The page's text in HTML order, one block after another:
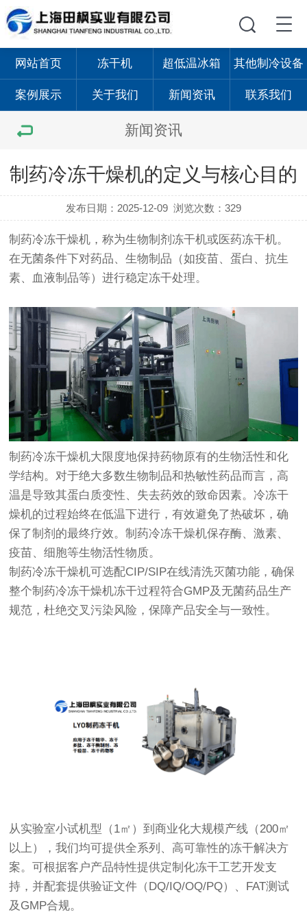
网站首页 冻干机 超低温冰箱 其他制冷设备
案例展示 关于我们 新闻资讯 联系我们
新闻资讯
制药冷冻干燥机的定义与核心目的
发布日期：2025-12-09 浏览次数：329
制药冷冻干燥机，称为生物制剂冻干机或医药冻干机。
在无菌条件下对药品、生物制品（如疫苗、蛋白、抗生
素、血液制品等）进行稳定冻干处理。
制药冷冻干燥机大限度地保持药物原有的生物活性和化
学结构。对于绝大多数生物制品和热敏性药品而言，高
温是导致其蛋白质变性、失去药效的致命因素。冷冻干
燥机的过程始终在低温下进行，有效避免了热破坏，确
保了制剂的最终疗效。制药冷冻干燥机保存酶、激素、
疫苗、细胞等生物活性物质。
制药冷冻干燥机可选配CIP/SIP在线清洗灭菌功能，确保
整个制药冷冻干燥机冻干过程符合GMP及无菌药品生产
规范，杜绝交叉污染风险，保障产品安全与一致性。
从实验室小试机型（1㎡）到商业化大规模产线（200㎡
以上），我们均可提供全系列、高可靠性的冻干解决方
案。可根据客户产品特性提供定制化冻干工艺开发支
持，并配套提供验证文件（DQ/IQ/OQ/PQ）、FAT测试
及GMP合规。